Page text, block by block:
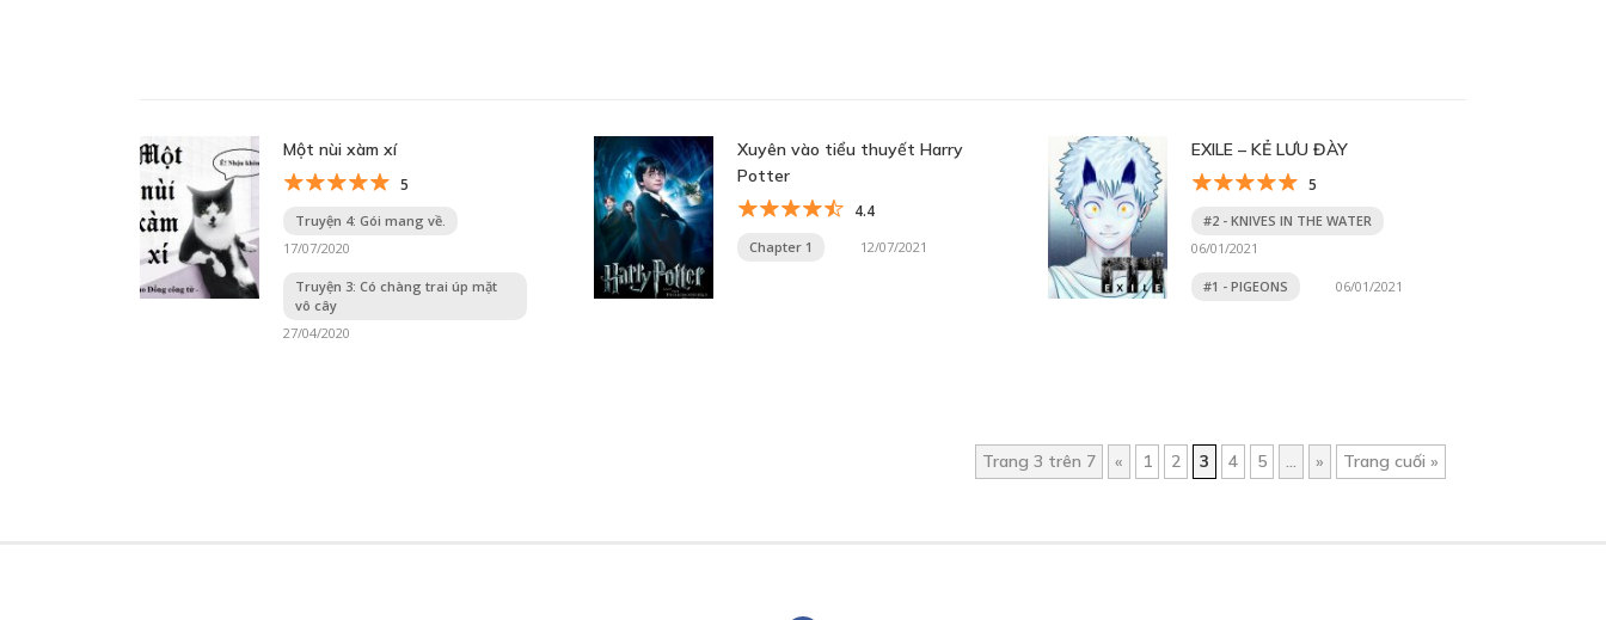
Một nùi xàm xí
5
Truyện 4: Gói mang về.
17/07/2020
Truyện 3: Có chàng trai úp mặt
vô cây
27/04/2020
Xuyên vào tiểu thuyết Harry
Potter
4.4
Chapter 1 12/07/2021
EXILE – KẺ LƯU ĐÀY
5
#2 - KNIVES IN THE WATER
06/01/2021
#1 - PIGEONS 06/01/2021
Trang 3 trên 7 « 1 2 3 4 5 » Trang cuối »